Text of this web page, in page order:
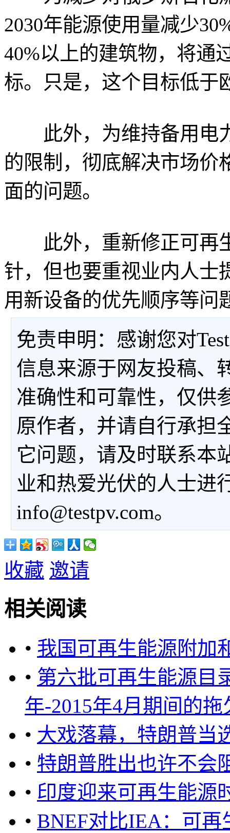
2030年能源使用量减少
40%以上的建筑物，将通
标。只是，这个目标低于
此外，为维持备用电力
的限制，彻底解决市场价
面的问题。
此外，重新修正可再
针，但也要重视业内人士
用新设备的优先顺序等问
免责申明：感谢您对
信息来源于网友投稿、
准确性和可靠性，仅供
原作者，并请自行承担
它问题，请及时联系本
业和热爱光伏的人士进
info@testpv.com。
收藏 邀请
相关阅读
• 我国可再生能源附加
• 第六批可再生能源目
年-2015年4月期间的拖
• 大戏落幕，特朗普当
• 特朗普胜出也许不会
• 印度迎来可再生能源
• BNEF对比IEA：可